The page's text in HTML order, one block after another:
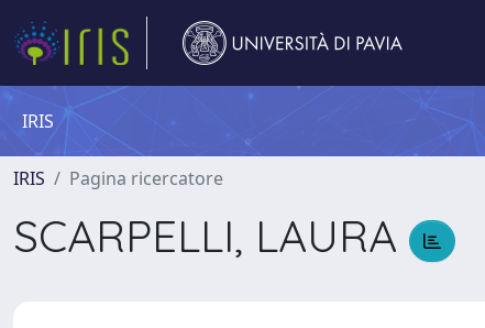
IRIS
IRIS Pagina ricercatore
SCARPELLI, LAURA